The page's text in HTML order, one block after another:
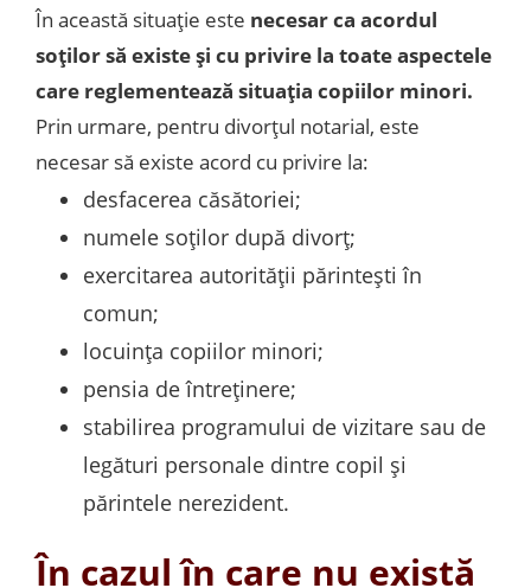
În această situație este necesar ca acordul
soților să existe și cu privire la toate aspectele
care reglementează situația copiilor minori.
Prin urmare, pentru divorțul notarial, este
necesar să existe acord cu privire la:
desfacerea căsătoriei;
numele soților după divorț;
exercitarea autorității părintești în
comun;
locuința copiilor minori;
pensia de întreținere;
stabilirea programului de vizitare sau de
legături personale dintre copil și
părintele nerezident.
În cazul în care nu există